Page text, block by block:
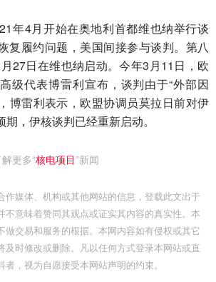
年4月开始在奥地利首都维也纳举行谈
复履约问题，美国间接参与谈判。第八
27日在维也纳启动。今年3月11日，欧
级代表博雷利宣布，谈判由于“外部因
博雷利表示，欧盟协调员莫拉日前对伊
，伊核谈判已经重新启动。
更多“核电项目”新闻
作媒体、机构或其他网站的信息，登载此文出于
不意味着赞同其观点或证实其内容的真实性。本
做交易和服务的根据。本网内容如有侵权或其它
及时修改或删除。凡以任何方式登录本网站或直
，视为自愿接受本网站声明的约束。